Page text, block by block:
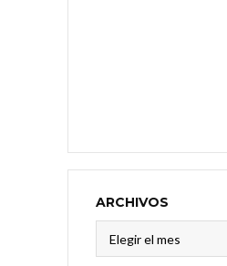
ARCHIVOS